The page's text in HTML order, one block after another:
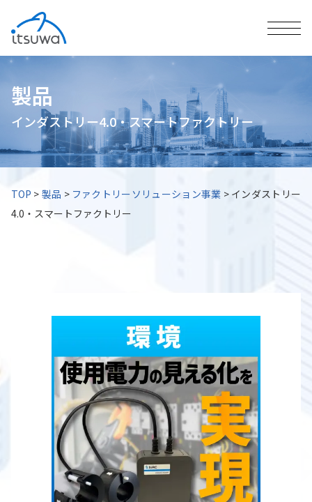
製品
インダストリー4.0・スマートファクトリー
TOP > 製品 > ファクトリーソリューション事業 > インダストリー
4.0・スマートファクトリー